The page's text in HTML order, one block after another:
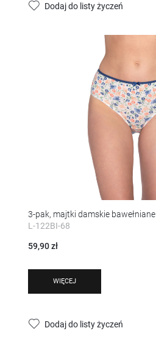
Dodaj do listy życzeń
3-pak, majtki damskie bawełniane
L-122BI-68
59,90 zł
WIĘCEJ
Dodaj do listy życzeń